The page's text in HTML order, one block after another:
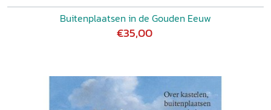
Buitenplaatsen in de Gouden Eeuw
€35,00